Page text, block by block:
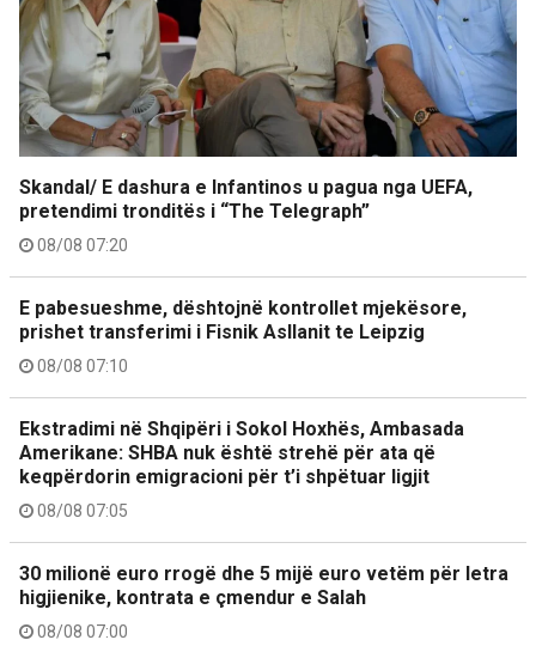
Skandal/ E dashura e Infantinos u pagua nga UEFA,
pretendimi tronditës i “The Telegraph”
08/08 07:20
E pabesueshme, dështojnë kontrollet mjekësore,
prishet transferimi i Fisnik Asllanit te Leipzig
08/08 07:10
Ekstradimi në Shqipëri i Sokol Hoxhës, Ambasada
Amerikane: SHBA nuk është strehë për ata që
keqpërdorin emigracioni për t’i shpëtuar ligjit
08/08 07:05
30 milionë euro rrogë dhe 5 mijë euro vetëm për letra
higjienike, kontrata e çmendur e Salah
08/08 07:00